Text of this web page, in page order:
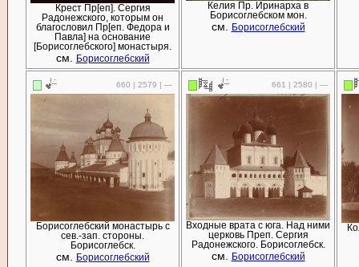
Крест Пр[еп]. Сергия
Радонежского, которым он
благословил Пр[еп. Федора и
Павла] на основание
[Борисоглебского] монастыря.
см. Борисоглебский
Келия Пр. Иринарха в
Борисоглебском мон.
см. Борисоглебский
660 | 2579 | —
Борисоглебский монастырь с
сев.-зап. стороны.
Борисоглебск.
см. Борисоглебский
661 | 2580 | —
Входные врата с юга. Над ними
церковь Преп. Сергия
Радонежского. Борисоглебск.
см. Борисоглебский